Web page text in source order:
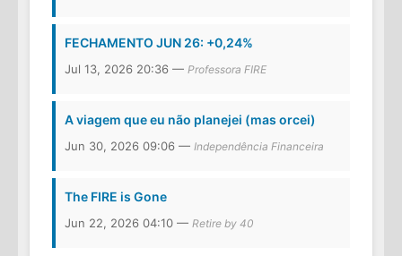
FECHAMENTO JUN 26: +0,24%
Jul 13, 2026 20:36 — Professora FIRE
A viagem que eu não planejei (mas orcei)
Jun 30, 2026 09:06 — Independência Financeira
The FIRE is Gone
Jun 22, 2026 04:10 — Retire by 40